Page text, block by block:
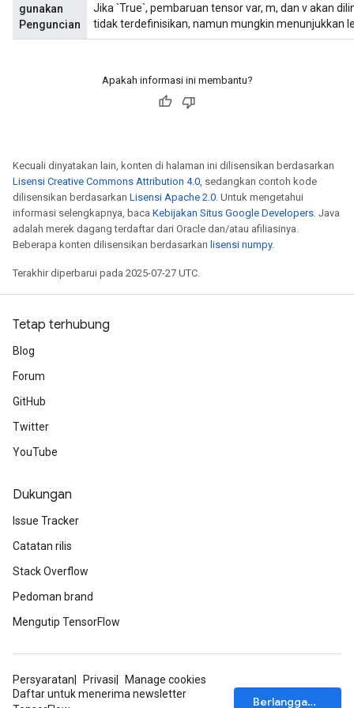
gunakan
Penguncian
Jika `True`, pembaruan tensor var, m, dan v akan
tidak terdefinisikan, namun mungkin menunjukkan
Apakah informasi ini membantu?
Kecuali dinyatakan lain, konten di halaman ini dilisensikan berdasarkan
Lisensi Creative Commons Attribution 4.0, sedangkan contoh kode
dilisensikan berdasarkan Lisensi Apache 2.0. Untuk mengetahui
informasi selengkapnya, baca Kebijakan Situs Google Developers. Java
adalah merek dagang terdaftar dari Oracle dan/atau afiliasinya.
Beberapa konten dilisensikan berdasarkan lisensi numpy.
Terakhir diperbarui pada 2025-07-27 UTC.
Tetap terhubung
Blog
Forum
GitHub
Twitter
YouTube
Dukungan
Issue Tracker
Catatan rilis
Stack Overflow
Pedoman brand
Mengutip TensorFlow
Persyaratan Privasi
Manage cookies
Daftar untuk menerima newsletter
Berlangganan